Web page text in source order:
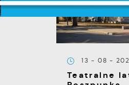
13 - 08 -
Teatralne